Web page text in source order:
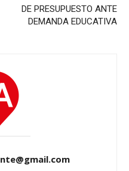
DE PRESUPUESTO ANTE
DEMANDA EDUCATIVA